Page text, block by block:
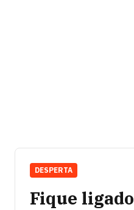
Fique ligado
DESPERTA